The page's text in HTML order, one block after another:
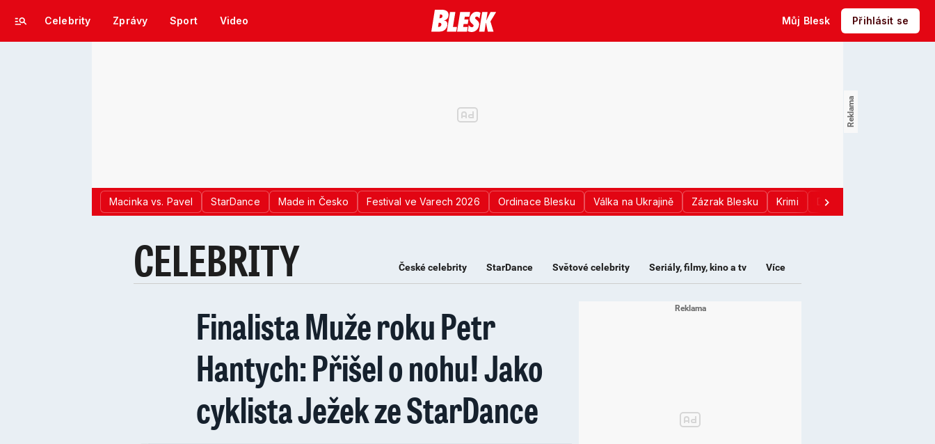
Celebrity Zprávy Sport Video Můj Blesk Přihlásit se
Macinka vs. Pavel StarDance Made in Česko Festival ve Varech 2026 Ordinace Blesku Válka na Ukrajině Zázrak Blesku Krimi Donald Trump
CELEBRITY České celebrity StarDance Světové celebrity Seriály, filmy, kino a tv Více
Finalista Muže roku Petr
Hantych: Přišel o nohu! Jako
cyklista Ježek ze StarDance